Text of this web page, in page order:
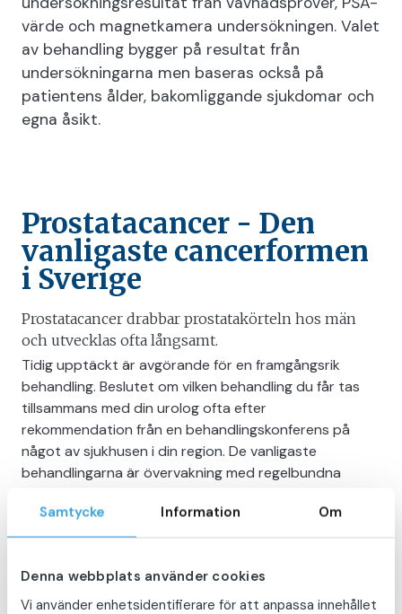
Samtycke Information Om
Denna webbplats använder cookies
Vi använder enhetsidentifierare för att anpassa innehållet
värde och magnetkamera undersökningen. Valet
av behandling bygger på resultat från
undersökningarna men baseras också på
patientens ålder, bakomliggande sjukdomar och
egna åsikt.
Prostatacancer - Den
vanligaste cancerformen
i Sverige
Prostatacancer drabbar prostatakörteln hos män
och utvecklas ofta långsamt.
Tidig upptäckt är avgörande för en framgångsrik
behandling. Beslutet om vilken behandling du får tas
tillsammans med din urolog ofta efter
rekommendation från en behandlingskonferens på
något av sjukhusen i din region. De vanligaste
behandlingarna är övervakning med regelbundna
Alla frågor och svar
Vilka är symtomen på prostatacancer –
och när märks de?